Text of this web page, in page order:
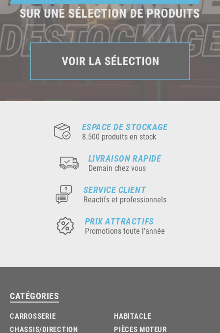
ESPACE DE STOCKAGE
8.500 produits en stock
LIVRAISON RAPIDE
Demain chez vous
SERVICE CLIENT
Reactifs et professionnels
PRIX ATTRACTIFS
Promotions toute l’année
CATÉGORIES
CARROSSERIE
CHASSIS/DIRECTION
HABITACLE
PIÈCES MOTEUR